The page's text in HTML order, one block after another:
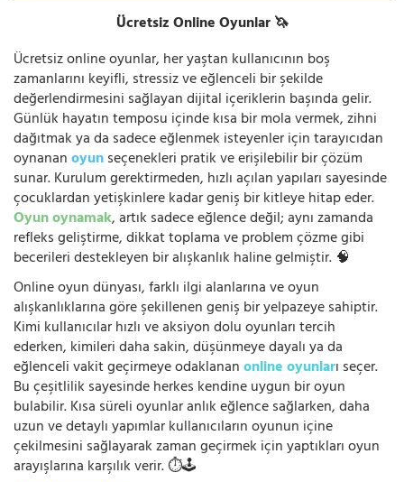
Ücretsiz Online Oyunlar 🦄
Ücretsiz online oyunlar, her yaştan kullanıcının boş
zamanlarını keyifli, stressiz ve eğlenceli bir şekilde
değerlendirmesini sağlayan dijital içeriklerin başında gelir.
Günlük hayatın temposu içinde kısa bir mola vermek, zihni
dağıtmak ya da sadece eğlenmek isteyenler için tarayıcıdan
oynananoyunseçenekleri pratik ve erişilebilir bir çözüm
sunar. Kurulum gerektirmeden, hızlı açılan yapıları sayesinde
çocuklardan yetişkinlere kadar geniş bir kitleye hitap eder.
Oyun oynamak, artık sadece eğlence değil; aynı zamanda
refleks geliştirme, dikkat toplama ve problem çözme gibi
becerileri destekleyen bir alışkanlık haline gelmiştir. 🧠
Online oyun dünyası, farklı ilgi alanlarına ve oyun
alışkanlıklarına göre şekillenen geniş bir yelpazeye sahiptir.
Kimi kullanıcılar hızlı ve aksiyon dolu oyunları tercih
ederken, kimileri daha sakin, düşünmeye dayalı ya da
eğlenceli vakit geçirmeye odaklananonline oyunları seçer.
Bu çeşitlilik sayesinde herkes kendine uygun bir oyun
bulabilir. Kısa süreli oyunlar anlık eğlence sağlarken, daha
uzun ve detaylı yapımlar kullanıcıların oyunun içine
çekilmesini sağlayarak zaman geçirmek için yaptıkları oyun
arayışlarına karşılık verir. ⏱️🕹️